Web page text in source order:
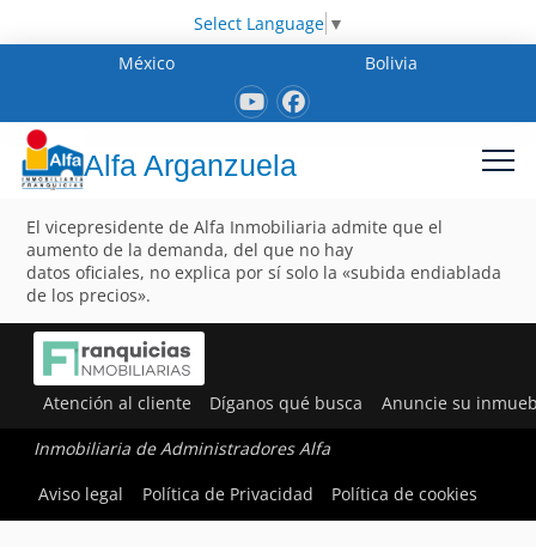
Select Language ▼
México
Bolivia
Alfa Arganzuela
El vicepresidente de Alfa Inmobiliaria admite que el
aumento de la demanda, del que no hay
datos oficiales, no explica por sí solo la «subida endiablada
de los precios».
Atención al cliente Díganos qué busca Anuncie su
Inmobiliaria de Administradores Alfa
Aviso legal
Política de Privacidad Política de cookies